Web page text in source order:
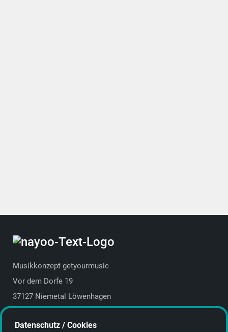
Musikkonzept getyourmusic
Vor dem Dorfe 19
37127 Niemetal Löwenhagen
E-Mail:info@getyourmusic.de
Datenschutz / Cookies